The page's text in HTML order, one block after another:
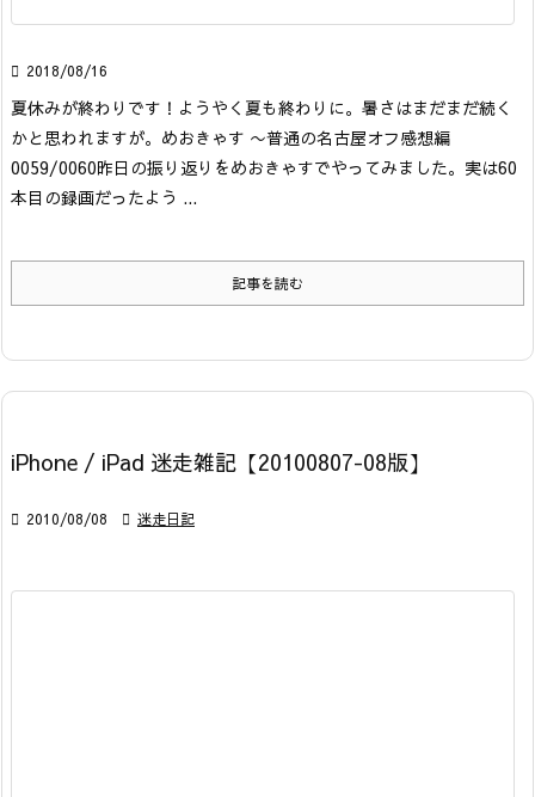
 2018/08/16
夏休みが終わりです！ようやく夏も終わりに。暑さはまだまだ続く
かと思われますが。 めおきゃす 〜普通の名古屋オフ感想編
0059/0060昨日の振り返りをめおきゃすでやってみました。実は60
本目の録画だったよう ...
記事を読む
iPhone / iPad 迷走雑記【20100807-08版】
 2010/08/08  迷走日記